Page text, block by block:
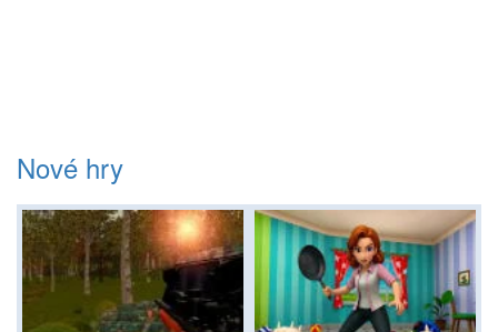
Nové hry